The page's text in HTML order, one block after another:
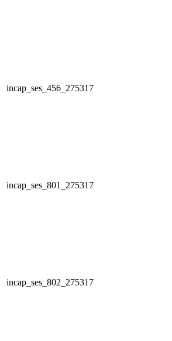
incap_ses_456_275317
incap_ses_801_275317
incap_ses_802_275317